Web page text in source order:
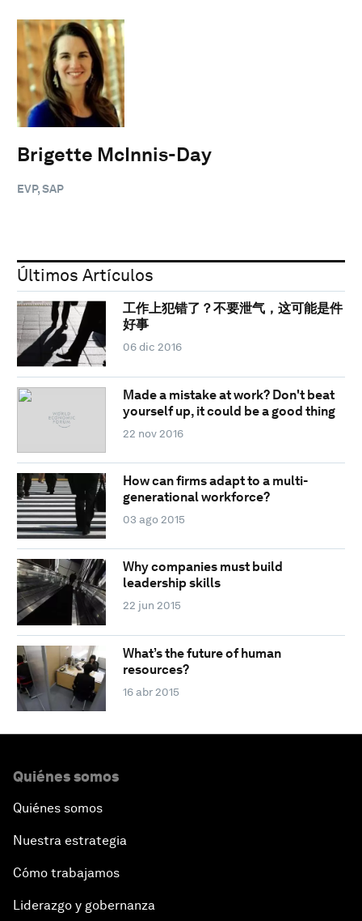
Brigette McInnis-Day
EVP, SAP
Últimos Artículos
工作上犯错了？不要泄气，这可能是件
好事
06 dic 2016
Made a mistake at work? Don't beat
yourself up, it could be a good thing
22 nov 2016
How can firms adapt to a multi-
generational workforce?
03 ago 2015
Why companies must build
leadership skills
22 jun 2015
What’s the future of human
resources?
16 abr 2015
Quiénes somos
Quiénes somos
Nuestra estrategia
Cómo trabajamos
Liderazgo y gobernanza